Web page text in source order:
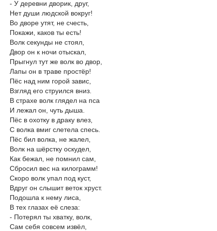
- У деревни дворик, друг,
Нет души людской вокруг!
Во дворе утят, не счесть,
Покажи, каков ты есть!
Волк секунды не стоял,
Двор он к ночи отыскал,
Прыгнул тут же волк во двор,
Лапы он в траве простёр!
Пёс над ним горой завис,
Взгляд его струился вниз.
В страхе волк глядел на пса
И лежал он, чуть дыша.
Пёс в охотку в драку влез,
С волка вмиг слетела спесь.
Пёс бил волка, не жалел,
Волк на шёрстку оскудел,
Как бежал, не помнил сам,
Сбросил вес на килограмм!
Скоро волк упал под куст,
Вдруг он слышит веток хруст.
Подошла к нему лиса,
В тех глазах её слеза:
- Потерял ты хватку, волк,
Сам себя совсем извёл,